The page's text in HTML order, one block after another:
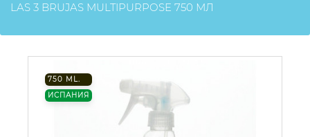
LAS 3 BRUJAS MULTIPURPOSE 750 МЛ
750 ML.
ИСПАНИЯ